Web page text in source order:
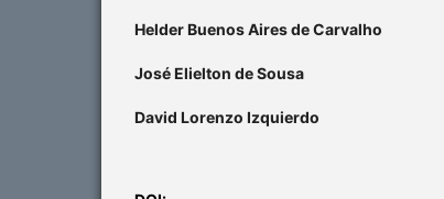
Helder Buenos Aires de Carvalho
José Elielton de Sousa
David Lorenzo Izquierdo